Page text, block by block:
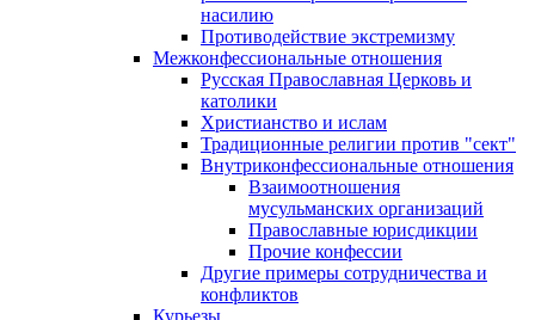
насилию
Противодействие экстремизму
Межконфессиональные отношения
Русская Православная Церковь и
католики
Христианство и ислам
Традиционные религии против "сект"
Внутриконфессиональные отношения
Взаимоотношения
мусульманских организаций
Православные юрисдикции
Прочие конфессии
Другие примеры сотрудничества и
конфликтов
Курьезы